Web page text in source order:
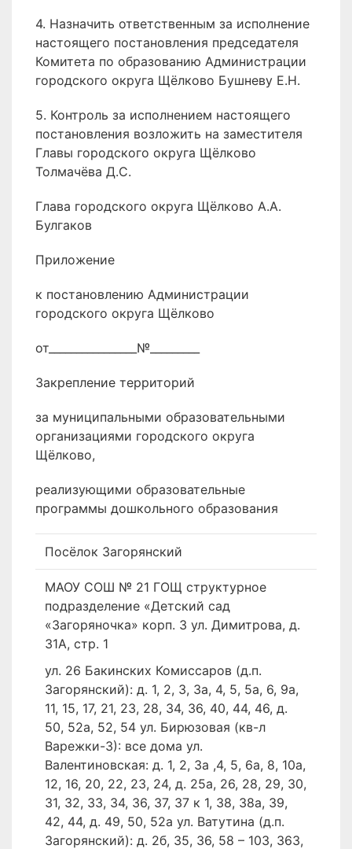
4. Назначить ответственным за исполнение
настоящего постановления председателя
Комитета по образованию Администрации
городского округа Щёлково Бушневу Е.Н.
5. Контроль за исполнением настоящего
постановления возложить на заместителя
Главы городского округа Щёлково
Толмачёва Д.С.
Глава городского округа Щёлково А.А.
Булгаков
Приложение
к постановлению Администрации
городского округа Щёлково
от________________№_________
Закрепление территорий
за муниципальными образовательными
организациями городского округа
Щёлково,
реализующими образовательные
программы дошкольного образования
Посёлок Загорянский
МАОУ СОШ № 21 ГОЩ структурное
подразделение «Детский сад
«Загоряночка» корп. 3 ул. Димитрова, д.
31А, стр. 1
ул. 26 Бакинских Комиссаров (д.п.
Загорянский): д. 1, 2, 3, 3а, 4, 5, 5а, 6, 9а,
11, 15, 17, 21, 23, 28, 34, 36, 40, 44, 46, д.
50, 52а, 52, 54 ул. Бирюзовая (кв-л
Варежки-3): все дома ул.
Валентиновская: д. 1, 2, 3а ,4, 5, 6а, 8, 10а,
12, 16, 20, 22, 23, 24, д. 25а, 26, 28, 29, 30,
31, 32, 33, 34, 36, 37, 37 к 1, 38, 38а, 39,
42, 44, д. 49, 50, 52а ул. Ватутина (д.п.
Загорянский): д. 2б, 35, 36, 58 – 103, 363,